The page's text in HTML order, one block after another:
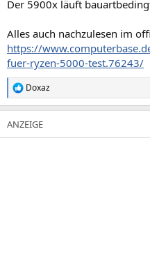
Der 5900x läuft
Alles auch nachzulesen im
https://
fuer-ryzen-5000-test.76243/
R
e
a
k
t
Doxaz